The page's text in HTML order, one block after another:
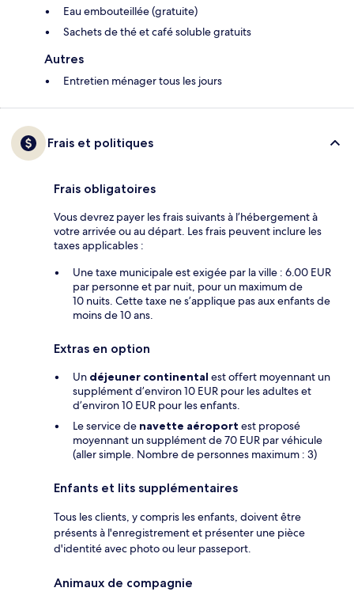
Eau embouteillée (gratuite)
Sachets de thé et café soluble gratuits
Autres
Entretien ménager tous les jours
Frais et politiques
Frais obligatoires
Vous devrez payer les frais suivants à l’hébergement à
votre arrivée ou au départ. Les frais peuvent inclure les
taxes applicables :
Une taxe municipale est exigée par la ville : 6.00 EUR
par personne et par nuit, pour un maximum de
10 nuits. Cette taxe ne s’applique pas aux enfants de
moins de 10 ans.
Extras en option
Un déjeuner continental est offert moyennant un
supplément d’environ 10 EUR pour les adultes et
d’environ 10 EUR pour les enfants.
Le service de navette aéroport est proposé
moyennant un supplément de 70 EUR par véhicule
(aller simple. Nombre de personnes maximum : 3)
Enfants et lits supplémentaires
Tous les clients, y compris les enfants, doivent être
présents à l'enregistrement et présenter une pièce
d'identité avec photo ou leur passeport.
Animaux de compagnie